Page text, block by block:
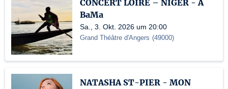
CONCERT LOIRE – NIGER - A
BaMa
Sa., 3. Okt. 2026 um 20:00
Grand Théâtre d'Angers (49000)
NATASHA ST-PIER - MON